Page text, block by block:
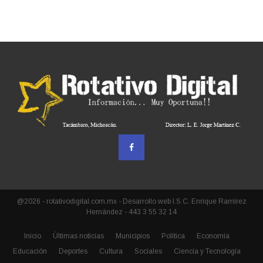
@2026 - rotativodigital.com.mx - Desarrollo web I.S.C. Enrique Ramírez
Hernández - 443 3 55 32 14
Inicio Últimas noticias Municipios Política
Economía
Educación
Deportes Cultura Sociales
Ciencia y Tecnología